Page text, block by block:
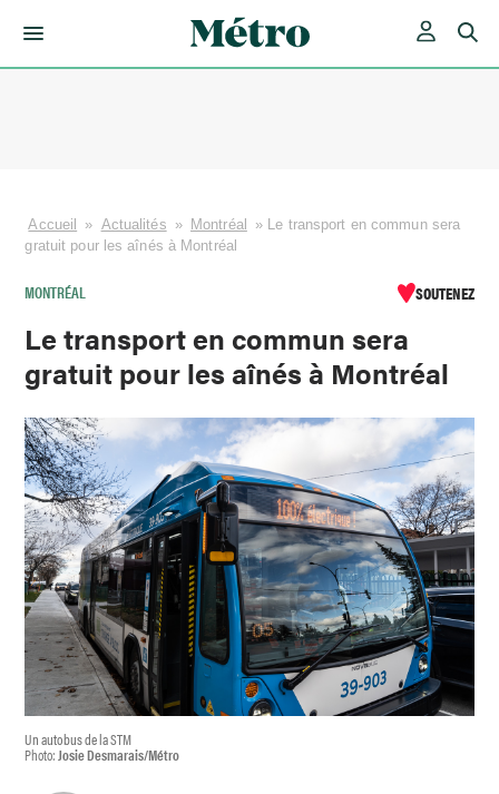
Accueil » Actualités » Montréal » Le transport en commun sera
gratuit pour les aînés à Montréal
MONTRÉAL SOUTENEZ
Le transport en commun sera
gratuit pour les aînés à Montréal
Un autobus de la STM
Photo:Josie Desmarais/Métro